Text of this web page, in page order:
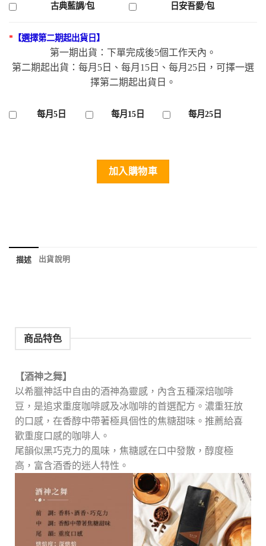
古典藍調/包
日安吾愛/包
* 【選擇第二期起出貨日】
第一期出貨：下單完成後5個工作天內。
第二期起出貨：每月5日、每月15日、每月25日，可擇一選
擇第二期起出貨日。
每月5日 每月15日 每月25日
加入購物車
描述 出貨說明
商品特色
【酒神之舞】
以希臘神話中自由的酒神為靈感，內含五種深焙咖啡
豆，是追求重度咖啡感及冰咖啡的首選配方。濃重狂放
的口感，在香醇中帶著極具個性的焦糖甜味。推薦給喜
歡重度口感的咖啡人。
尾韻似黑巧克力的風味，焦糖感在口中發散，醇度極
高，富含酒香的迷人特性。